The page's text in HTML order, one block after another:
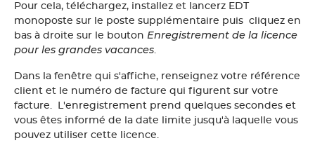
Pour cela, téléchargez, installez et lancerz EDT
monoposte sur le poste supplémentaire puis cliquez en
bas à droite sur le bouton Enregistrement de la licence
pour les grandes vacances.
Dans la fenêtre qui s'affiche, renseignez votre référence
client et le numéro de facture qui figurent sur votre
facture. L'enregistrement prend quelques secondes et
vous êtes informé de la date limite jusqu'à laquelle vous
pouvez utiliser cette licence.